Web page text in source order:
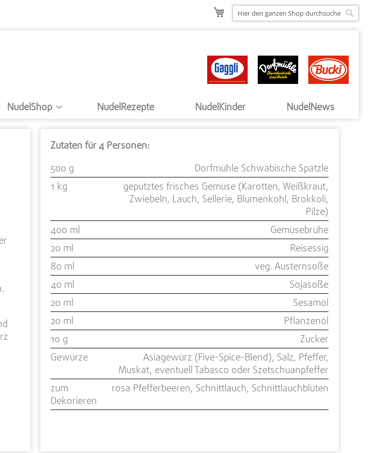
Mein Warenkorb
NudelShop NudelRezepte NudelKinder NudelNews
Zutaten für 4 Personen:
500 g
Dorfmühle Schwäbische Spätzle
1 kg
geputztes frisches Gemüse (Karotten, Weißkraut,
Zwiebeln, Lauch, Sellerie, Blumenkohl, Brokkoli,
Pilze)
400 ml
Gemüsebrühe
20 ml
Reisessig
80 ml
veg. Austernsoße
40 ml
Sojasoße
20 ml
Sesamöl
20 ml
Pflanzenöl
10 g
Zucker
Gewürze
Asiagewürz (Five-Spice-Blend), Salz, Pfeffer,
Muskat, eventuell Tabasco oder Szetschuanpfeffer
zum
Dekorieren
rosa Pfefferbeeren, Schnittlauch, Schnittlauchblüten